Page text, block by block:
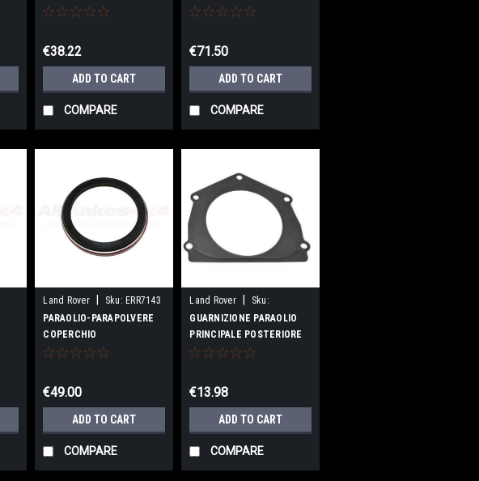
€38.22
ADD TO CART
COMPARE
€71.50
ADD TO CART
COMPARE
Land Rover Sku: ERR7143
PARAOLIO-PARAPOLVERE
COPERCHIO
DISTRIBUZIONE 300TDI
€49.00
ADD TO CART
COMPARE
Land Rover
Sku:
ERR6811LR
GUARNIZIONE PARAOLIO
PRINCIPALE POSTERIORE
300TDI ORIGINALE
€13.98
ADD TO CART
COMPARE